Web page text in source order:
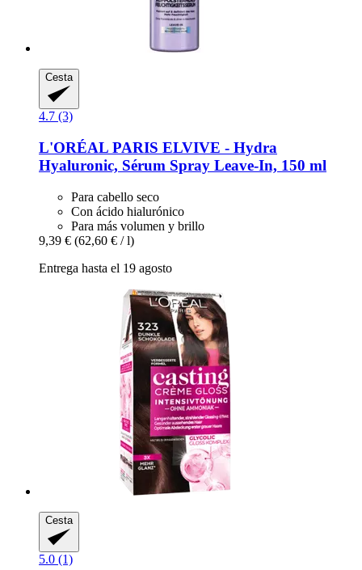
Cesta
4.7 (3)
L'ORÉAL PARIS ELVIVE -​ Hydra
Hyaluronic, Sérum Spray Leave-​In, 150 ml
Para cabello seco
Con ácido hialurónico
Para más volumen y brillo
9,39 € (62,60 € / l)
Entrega hasta el 19 agosto
Cesta
5.0 (1)